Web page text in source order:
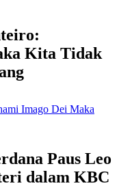
Kita Tidak
Paus Leo
dalam KBC